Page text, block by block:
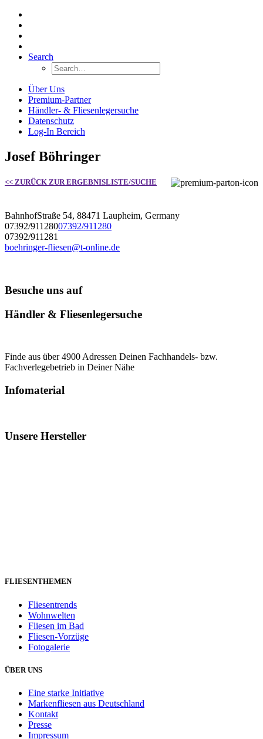
Search
Über Uns
Premium-Partner
Händler- & Fliesenlegersuche
Datenschutz
Log-In Bereich
Josef Böhringer
<< ZURÜCK ZUR ERGEBNISLISTE/SUCHE
BahnhofStraße 54, 88471 Laupheim, Germany
07392/91128007392/911280
07392/911281
boehringer-fliesen@t-online.de
Besuche uns auf
Händler & Fliesenlegersuche
Finde aus über 4900 Adressen Deinen Fachhandels- bzw.
Fachverlegebetrieb in Deiner Nähe
Infomaterial
Unsere Hersteller
FLIESENTHEMEN
Fliesentrends
Wohnwelten
Fliesen im Bad
Fliesen-Vorzüge
Fotogalerie
ÜBER UNS
Eine starke Initiative
Markenfliesen aus Deutschland
Kontakt
Presse
Impressum